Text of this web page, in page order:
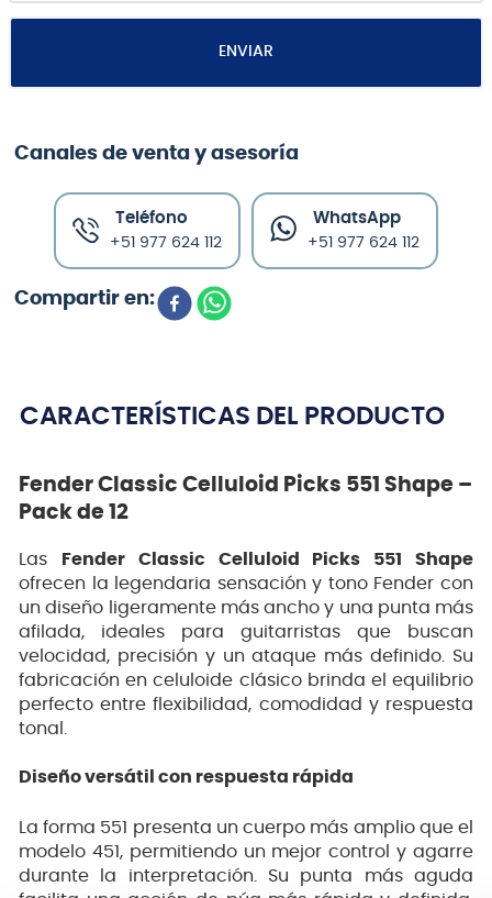
ENVIAR
Canales de venta y asesoría
Teléfono
+51 977 624 112
WhatsApp
+51 977 624 112
CARACTERÍSTICAS DEL PRODUCTO
Fender Classic Celluloid Picks 551 Shape –
Pack de 12
Las
Fender Classic Celluloid Picks 551 Shape
ofrecen la legendaria sensación y tono Fender con
un diseño ligeramente más ancho y una punta más
afilada, ideales para guitarristas que buscan
velocidad, precisión y un ataque más definido. Su
fabricación en celuloide clásico brinda el equilibrio
perfecto entre flexibilidad, comodidad y respuesta
tonal.
Diseño versátil con respuesta rápida
La forma 551 presenta un cuerpo más amplio que el
modelo 451, permitiendo un mejor control y agarre
durante la interpretación. Su punta más aguda